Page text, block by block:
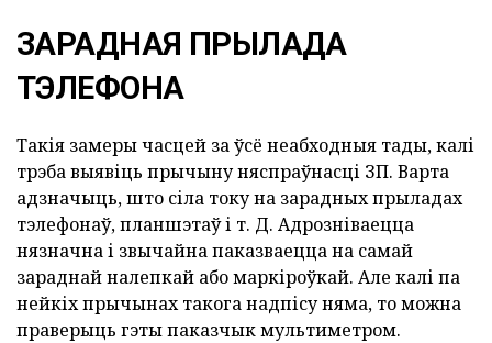
ЗАРАДНАЯ ПРЫЛАДА
ТЭЛЕФОНА
Такія замеры часцей за ўсё неабходныя тады, калі
трэба выявіць прычыну няспраўнасці ЗП. Варта
адзначыць, што сіла току на зарадных прыладах
тэлефонаў, планшэтаў і т. Д. Адрозніваецца
нязначна і звычайна паказваецца на самай
зараднай налепкай або маркіроўкай. Але калі па
нейкіх прычынах такога надпісу няма, то можна
праверыць гэты паказчык мультиметром.